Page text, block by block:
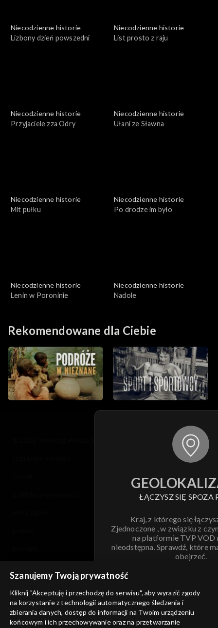
Niecodzienne historie
Lizbony dzień powszedni
Niecodzienne historie
List prosto z raju
Niecodzienne historie
Przyjaciele zza Odry
Niecodzienne historie
Ułani ze Sławna
Niecodzienne historie
Mit pułku
Niecodzienne historie
Po drodze im było
Niecodzienne historie
Lenin w Poroninie
Niecodzienne historie
Nadole
Rekomendowane dla Ciebie
ŁĄCZYSZ SIĘ SPOZA
Kraj, z którego się
Zjednoczone , w związku z
na platformie TVP VOD
nieodstępna. Sprawdź, które
obejrzeć.
ANULUJ
informacje o dostawcy usług
Szanujemy Twoją prywatność
Kliknij "Akceptuję i przechodzę do serwisu", aby wyrazić zgody
na korzystanie z technologii automatycznego śledzenia i
zbierania danych, dostęp do informacji na Twoim urządzeniu
końcowym i ich przechowywanie oraz na przetwarzanie